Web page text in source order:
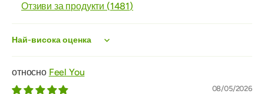
Отзиви за продукти (1481)
Sort by
Feel You
08/05/2026